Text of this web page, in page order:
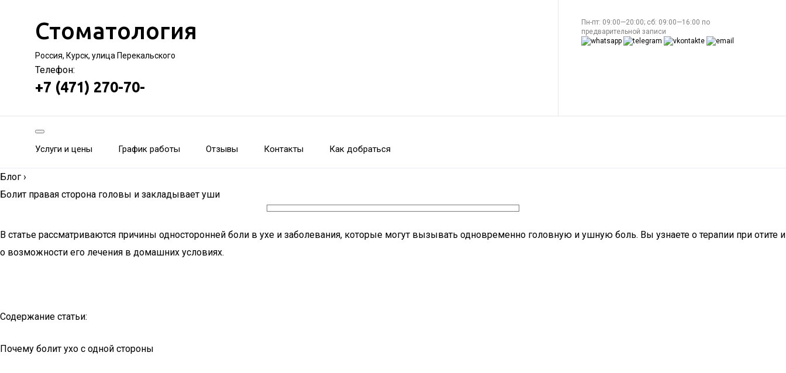
Стоматология
Россия, Курск, улица Перекальского
Телефон:
+7 (471) 270-70-
Пн-пт: 09:00—20:00; сб: 09:00—16:00 по
предварительной записи
Услуги и цены График работы Отзывы Контакты Как добраться
Блог ›
Болит правая сторона головы и закладывает уши
В статье рассматриваются причины односторонней боли в ухе и заболевания, которые могут вызывать одновременно головную и ушную боль. Вы узнаете о терапии при отите и
о возможности его лечения в домашних условиях.
Содержание статьи:
Почему болит ухо с одной стороны